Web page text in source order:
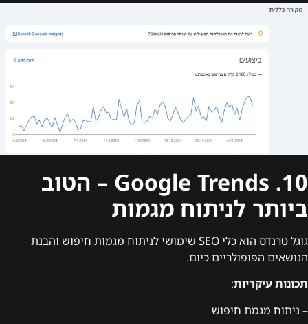
10. Google Trends – הטוב
ביותר לניתוח מגמות
גוגל טרנדס הוא כלי SEO שימושי לניתוח מגמות חיפוש והבנת
הנושאים הפופולריים כיום.
תכונות עיקריות:
– ניתוח מגמת חיפוש